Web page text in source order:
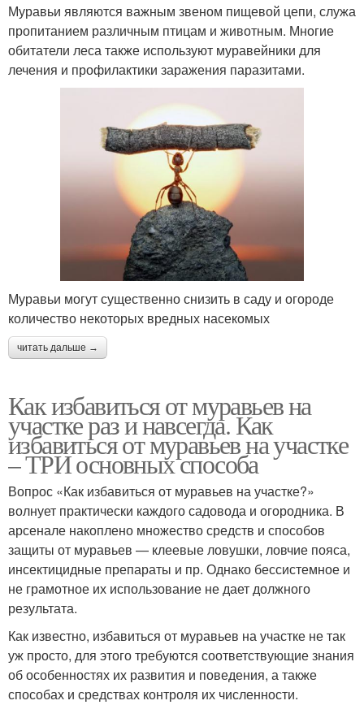
Муравьи являются важным звеном пищевой цепи, служа
пропитанием различным птицам и животным. Многие
обитатели леса также используют муравейники для
лечения и профилактики заражения паразитами.
Муравьи могут существенно снизить в саду и огороде
количество некоторых вредных насекомых
читать дальше →
Как избавиться от муравьев на
участке раз и навсегда. Как
избавиться от муравьев на участке
– ТРИ основных способа
Вопрос «Как избавиться от муравьев на участке?»
волнует практически каждого садовода и огородника. В
арсенале накоплено множество средств и способов
защиты от муравьев — клеевые ловушки, ловчие пояса,
инсектицидные препараты и пр. Однако бессистемное и
не грамотное их использование не дает должного
результата.
Как известно, избавиться от муравьев на участке не так
уж просто, для этого требуются соответствующие знания
об особенностях их развития и поведения, а также
способах и средствах контроля их численности.